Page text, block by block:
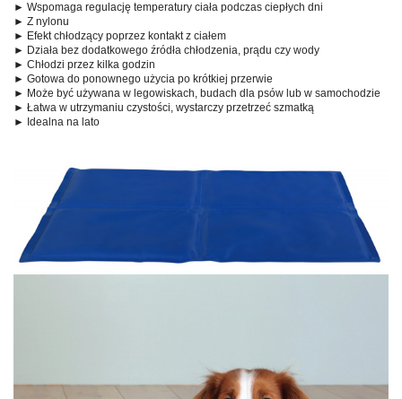
► Wspomaga regulację temperatury ciała podczas ciepłych dni
► Z nylonu
► Efekt chłodzący poprzez kontakt z ciałem
► Działa bez dodatkowego źródła chłodzenia, prądu czy wody
► Chłodzi przez kilka godzin
► Gotowa do ponownego użycia po krótkiej przerwie
► Może być używana w legowiskach, budach dla psów lub w samochodzie
► Łatwa w utrzymaniu czystości, wystarczy przetrzeć szmatką
► Idealna na lato